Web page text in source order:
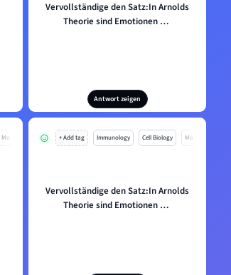
Vervollständige den Satz:In Arnolds
Theorie sind Emotionen …
Antwort zeigen
Mo + Add tag Immunology Cell Biology Mo
Vervollständige den Satz:In Arnolds
Theorie sind Emotionen …